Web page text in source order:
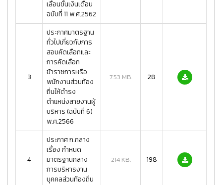
เลื่อนขั้นเงินเดือน
ฉบับที่ 11 พ.ศ.2562
3
ประกาศมาตรฐาน
ทั่วไปเกี่ยวกับการ
สอบคัดเลือกและ
การคัดเลือก
ข้าราชการหรือ
พนักงานส่วนท้อง
ถิ่นให้ดำรง
ตำแหน่งสายงานผู้
บริหาร (ฉบับที่ 6)
พ.ศ.2566
7.53 MB. 28
4
ประกาศ ก.กลาง
เรื่อง กำหนด
มาตรฐานกลาง
การบริหารงาน
บุคคลส่วนท้องถิ่น
214 KB. 198